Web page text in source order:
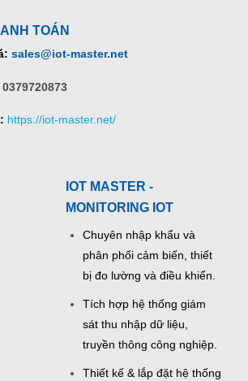
TOÁN
sales@iot-master.net
0379720873
https://iot-master.net/
IOT MASTER -
MONITORING IOT
Chuyên nhập khẩu và
phân phối cảm biến, thiết
bị đo lường và điều khiển.
Tích hợp hệ thống giám
sát thu nhập dữ liệu,
truyền thông công nghiệp.
Thiết kế & lắp đặt hệ thống